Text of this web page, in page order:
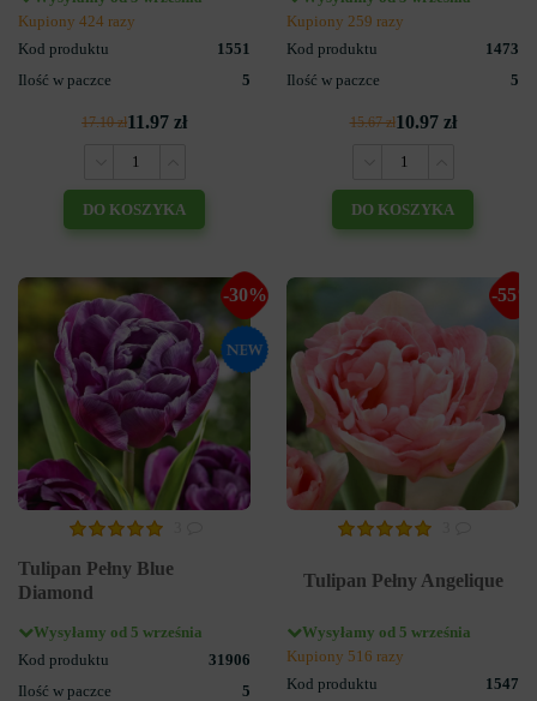
Kupiony 424 razy
Kod produktu
1551
Ilość w paczce
5
17.10 zł11.97 zł
DO KOSZYKA
Kupiony 259 razy
Kod produktu
1473
Ilość w paczce
5
15.67 zł10.97 zł
DO KOSZYKA
-30%
Tulipan Pełny Blue
Diamond
Wysyłamy od 5 września
Kod produktu
31906
Ilość w paczce
5
-55%
Tulipan Pełny Angelique
Wysyłamy od 5 września
Kupiony 516 razy
Kod produktu
1547